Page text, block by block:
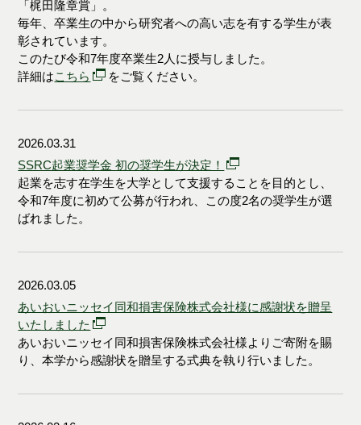
「梶田隆章賞」。
毎年、卒業生の中から研究者への高い志を有する学生が表
彰されています。
このたび令和7年度卒業生2人に授与しました。
詳細はこちら をご覧ください。
2026.03.31
SSRC起業奨学金 初の奨学生が決定！
起業を志す在学生を大学として支援することを目的とし、
令和7年度に初めて公募が行われ、この度2名の奨学生が選
ばれました。
2026.03.05
あいおいニッセイ同和損害保険株式会社様に感謝状を贈呈
いたしました
あいおいニッセイ同和損害保険株式会社様よりご寄附を賜
り、本学から感謝状を贈呈する式典を執り行いました。